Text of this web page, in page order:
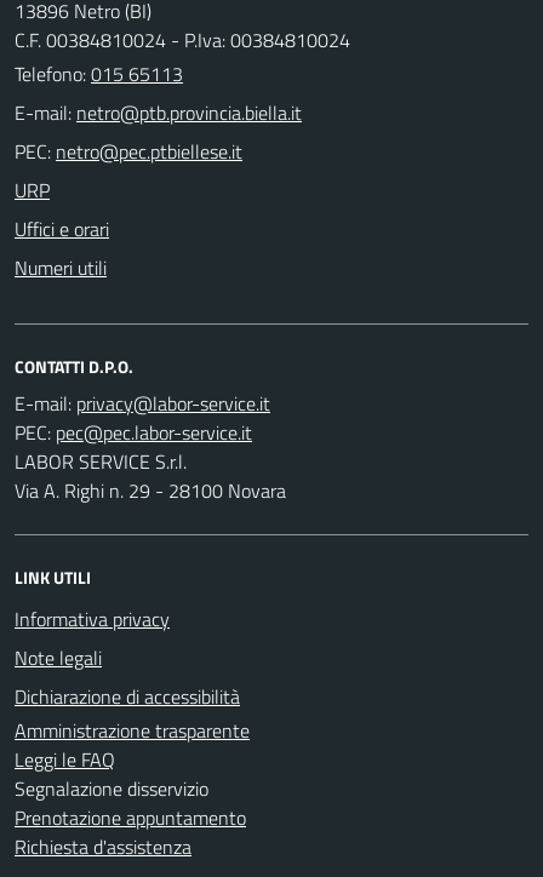
13896 Netro (BI)
C.F. 00384810024 - P.Iva: 00384810024
Telefono:015 65113
E-mail:
PEC:
URP
Uffici e orari
Numeri utili
CONTATTI D.P.O.
E-mail:
PEC:
LABOR SERVICE S.r.l.
Via A. Righi n. 29 - 28100 Novara
LINK UTILI
Informativa privacy
Note legali
Dichiarazione di accessibilità
Amministrazione trasparente
Leggi le FAQ
Segnalazione disservizio
Prenotazione appuntamento
Richiesta d'assistenza